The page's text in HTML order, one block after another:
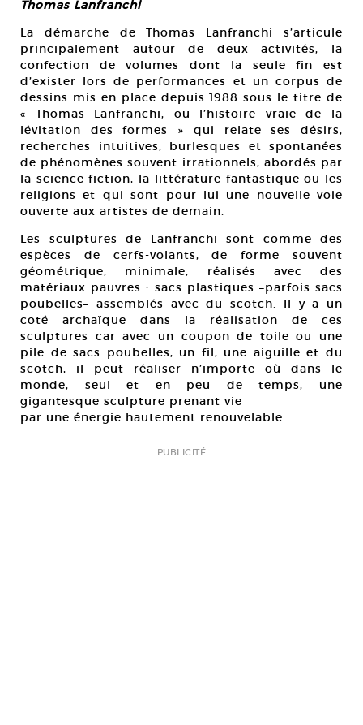
Thomas Lanfranchi
La démarche de Thomas Lanfranchi s’articule
principalement autour de deux activités, la
confection de volumes dont la seule fin est
d’exister lors de performances et un corpus de
dessins mis en place depuis 1988 sous le titre de
« Thomas Lanfranchi, ou l’histoire vraie de la
lévitation des formes » qui relate ses désirs,
recherches intuitives, burlesques et spontanées
de phénomènes souvent irrationnels, abordés par
la science fiction, la littérature fantastique ou les
religions et qui sont pour lui une nouvelle voie
ouverte aux artistes de demain.
Les sculptures de Lanfranchi sont comme des
espèces de cerfs-volants, de forme souvent
géométrique, minimale, réalisés avec des
matériaux pauvres : sacs plastiques –parfois sacs
poubelles– assemblés avec du scotch. Il y a un
coté archaïque dans la réalisation de ces
sculptures car avec un coupon de toile ou une
pile de sacs poubelles, un fil, une aiguille et du
scotch, il peut réaliser n’importe où dans le
monde, seul et en peu de temps, une
gigantesque sculpture prenant vie
par une énergie hautement renouvelable.
PUBLICITÉ